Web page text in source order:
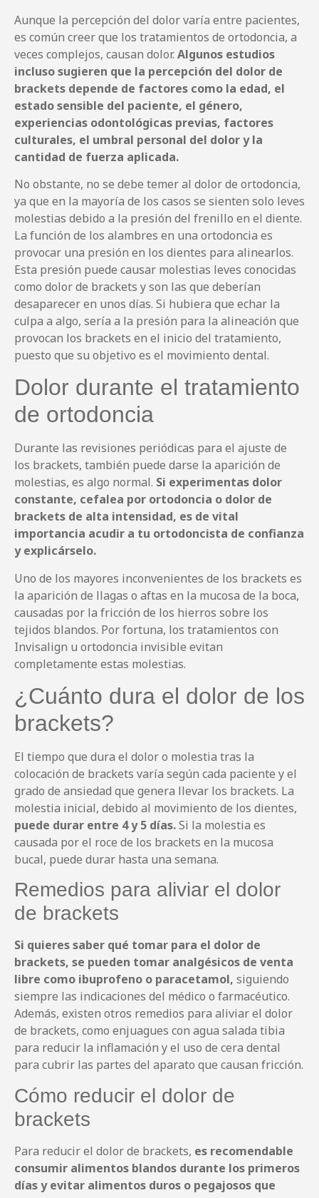
Aunque la percepción del dolor varía entre pacientes,
es común creer que los tratamientos de ortodoncia, a
veces complejos, causan dolor.Algunos estudios
incluso sugieren que la percepción del dolor de
brackets depende de factores como la edad, el
estado sensible del paciente, el género,
experiencias odontológicas previas, factores
culturales, el umbral personal del dolor y la
cantidad de fuerza aplicada.
No obstante, no se debe temer al dolor de ortodoncia,
ya que en la mayoría de los casos se sienten solo leves
molestias debido a la presión del frenillo en el diente.
La función de los alambres en una ortodoncia es
provocar una presión en los dientes para alinearlos.
Esta presión puede causar molestias leves conocidas
como dolor de brackets y son las que deberían
desaparecer en unos días. Si hubiera que echar la
culpa a algo, sería a la presión para la alineación que
provocan los brackets en el inicio del tratamiento,
puesto que su objetivo es el movimiento dental.
Dolor durante el tratamiento
de ortodoncia
Durante las revisiones periódicas para el ajuste de
los brackets, también puede darse la aparición de
molestias, es algo normal. Si experimentas dolor
constante, cefalea por ortodoncia o dolor de
brackets de alta intensidad, es de vital
importancia acudir a tu ortodoncista de confianza
y explicárselo.
Uno de los mayores inconvenientes de los brackets es
la aparición de llagas o aftas en la mucosa de la boca,
causadas por la fricción de los hierros sobre los
tejidos blandos. Por fortuna, los tratamientos con
Invisalign u ortodoncia invisible evitan
completamente estas molestias.
¿Cuánto dura el dolor de los
brackets?
El tiempo que dura el dolor o molestia tras la
colocación de brackets varía según cada paciente y el
grado de ansiedad que genera llevar los brackets. La
molestia inicial, debido al movimiento de los dientes,
puede durar entre 4 y 5 días.Si la molestia es
causada por el roce de los brackets en la mucosa
bucal, puede durar hasta una semana.
Remedios para aliviar el dolor
de brackets
Si quieres saber qué tomar para el dolor de
brackets, se pueden tomar analgésicos de venta
libre como ibuprofeno o paracetamol, siguiendo
siempre las indicaciones del médico o farmacéutico.
Además, existen otros remedios para aliviar el dolor
de brackets, como enjuagues con agua salada tibia
para reducir la inflamación y el uso de cera dental
para cubrir las partes del aparato que causan fricción.
Cómo reducir el dolor de
brackets
Para reducir el dolor de brackets, es recomendable
consumir alimentos blandos durante los primeros
días y evitar alimentos duros o pegajosos que